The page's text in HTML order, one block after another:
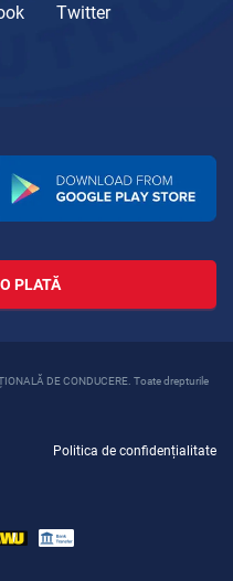
Twitter
PLATĂ
DE CONDUCERE. Toate drepturile
Politica de confidențialitate